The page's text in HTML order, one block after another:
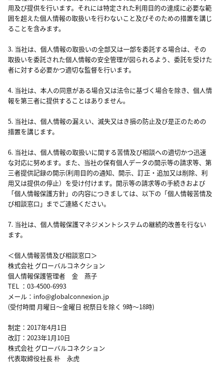
用及び提供を行います。それには特定された利用目的の達成に必要な範
囲を超えた個人情報の取扱いを行わないこと及びそのための措置を講じ
ることを含みます。
3. 当社は、個人情報の取扱いの全部又は一部を委託する場合は、その
取扱いを委託された個人情報の安全管理が図られるよう、委託を受けた
者に対する必要かつ適切な監督を行います。
4. 当社は、本人の同意がある場合又は法令に基づく場合を除き、個人情
報を第三者に提供することはありません。
5. 当社は、個人情報の漏えい、滅失又はき損の防止及び是正のための
措置を講じます。
6. 当社は、個人情報の取扱いに関する苦情及び相談への適切かつ迅速
な対応に努めます。また、当社の保有個人データの開示等の請求等、第
三者提供記録の開示(利用目的の通知、開示、訂正・追加又は削除、利
用又は提供の停止）を受け付けます。開示等の請求等の手続きおよび
「個人情報保護方針」の内容につきましては、以下の「個人情報苦情及
び相談窓口」までご連絡ください。
7. 当社は、個人情報保護マネジメントシステムの継続的改善を行ない
ます。
＜個人情報苦情及び相談窓口＞
株式会社 グローバルコネクション
個人情報保護管理者 金 燕子
TEL ：03-4500-6993
メール：info@globalconnexion.jp
(受付時間 月曜日～金曜日 祝祭日を除く 9時～18時)
制定：2017年4月1日
改訂：2023年1月10日
株式会社 グローバルコネクション
代表取締役社長 朴 永虎